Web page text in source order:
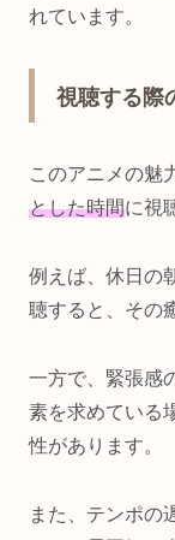
れています。
視聴する際
このアニメの魅
とした時間に視
例えば、休日の
聴すると、その
一方で、緊張感
素を求めている
性があります。
また、テンポの